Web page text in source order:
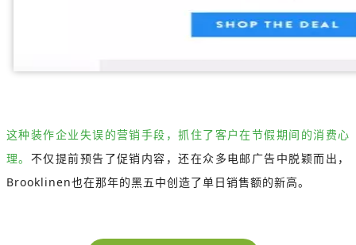
这种装作企业失误的营销手段，抓住了客户在节假期间的消费心
理。 不仅提前预告了促销内容，还在众多电邮广告中脱颖而出，
Brooklinen也在那年的黑五中创造了单日销售额的新高。